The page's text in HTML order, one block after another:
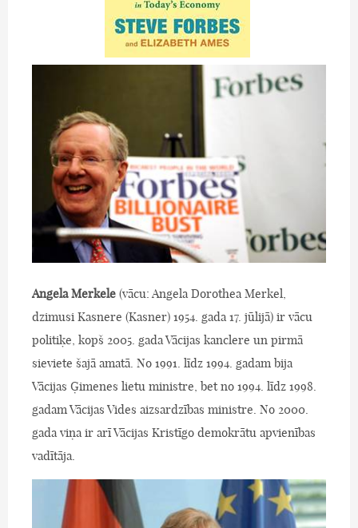
Angela Merkele (vācu: Angela Dorothea Merkel,
dzimusi Kasnere (Kasner) 1954. gada 17. jūlijā) ir vācu
politiķe, kopš 2005. gada Vācijas kanclere un pirmā
sieviete šajā amatā. No 1991. līdz 1994. gadam bija
Vācijas Ģimenes lietu ministre, bet no 1994. līdz 1998.
gadam Vācijas Vides aizsardzības ministre. No 2000.
gada viņa ir arī Vācijas Kristīgo demokrātu apvienības
vadītāja.